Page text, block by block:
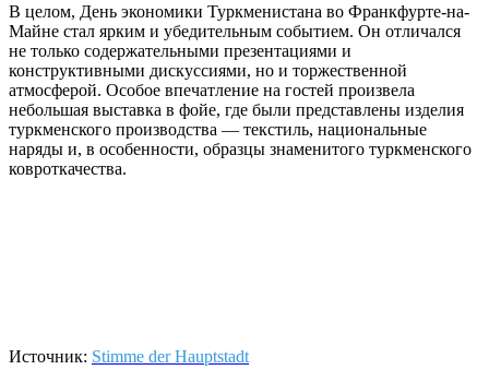
В целом, День экономики Туркменистана во Франкфурте-на-
Майне стал ярким и убедительным событием. Он отличался
не только содержательными презентациями и
конструктивными дискуссиями, но и торжественной
атмосферой. Особое впечатление на гостей произвела
небольшая выставка в фойе, где были представлены изделия
туркменского производства — текстиль, национальные
наряды и, в особенности, образцы знаменитого туркменского
ковроткачества.
Источник: Stimme der Hauptstadt